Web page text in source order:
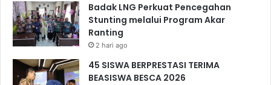
Badak LNG Perkuat Pencegahan
Stunting melalui Program Akar
Ranting
2 hari ago
45 SISWA BERPRESTASI TERIMA
BEASISWA BESCA 2026